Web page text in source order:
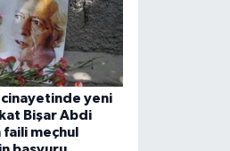
cinayetinde yeni
Bişar Abdi
meçhul